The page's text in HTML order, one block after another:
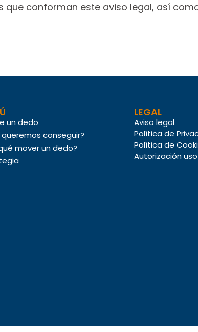
conforman este aviso legal, así
un dedo
queremos conseguir?
mover un dedo?
LEGAL
Aviso legal
Política de
Política de
Autorización